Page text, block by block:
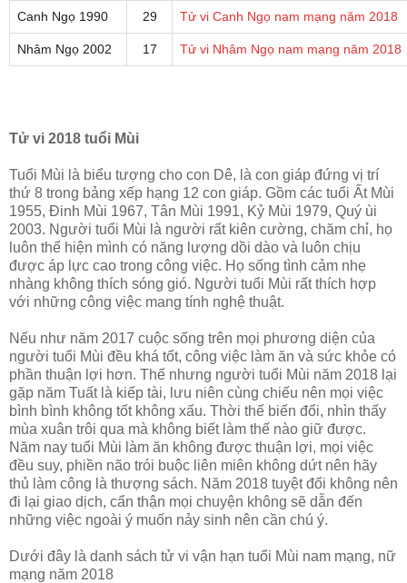
Canh Ngọ 1990 29 Tử vi Canh Ngọ nam mạng năm 2018
Nhâm Ngọ 2002 17 Tử vi Nhâm Ngọ nam mạng năm 2018
Tử vi 2018 tuổi Mùi
Tuổi Mùi là biểu tượng cho con Dê, là con giáp đứng vị trí
thứ 8 trong bảng xếp hạng 12 con giáp. Gồm các tuổi Ất Mùi
1955, Đinh Mùi 1967, Tân Mùi 1991, Kỷ Mùi 1979, Quý ùi
2003. Người tuổi Mùi là người rất kiên cường, chăm chỉ, họ
luôn thể hiện mình có năng lượng dồi dào và luôn chịu
được áp lực cao trong công việc. Họ sống tình cảm nhẹ
nhàng không thích sóng gió. Người tuổi Mùi rất thích hợp
với những công việc mang tính nghệ thuật.
Nếu như năm 2017 cuộc sống trên mọi phương diện của
người tuổi Mùi đều khá tốt, công việc làm ăn và sức khỏe có
phần thuận lợi hơn. Thế nhưng người tuổi Mùi năm 2018 lại
gặp năm Tuất là kiếp tài, lưu niên cùng chiếu nên mọi việc
bình bình không tốt không xấu. Thời thế biến đổi, nhìn thấy
mùa xuân trôi qua mà không biết làm thế nào giữ được.
Năm nay tuổi Mùi làm ăn không được thuận lợi, mọi việc
đều suy, phiền não trói buộc liên miên không dứt nên hãy
thủ làm công là thượng sách. Năm 2018 tuyệt đối không nên
đi lại giao dịch, cẩn thận mọi chuyện không sẽ dẫn đến
những việc ngoài ý muốn nảy sinh nên cần chú ý.
Dưới đây là danh sách tử vi vận hạn tuổi Mùi nam mạng, nữ
mạng năm 2018